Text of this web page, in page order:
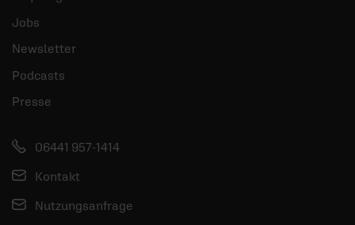
Jobs
Newsletter
Podcasts
Presse
06441 957-1414
Kontakt
Nutzungsanfrage